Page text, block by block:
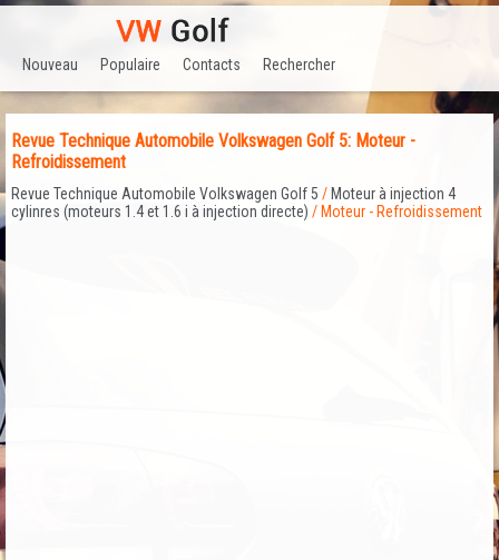
Nouveau Populaire Contacts Rechercher
Revue Technique Automobile Volkswagen Golf 5: Moteur -
Refroidissement
Revue Technique Automobile Volkswagen Golf 5 / Moteur à injection 4
cylinres (moteurs 1.4 et 1.6 i à injection directe) / Moteur - Refroidissement